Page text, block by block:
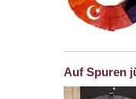
Auf Spuren